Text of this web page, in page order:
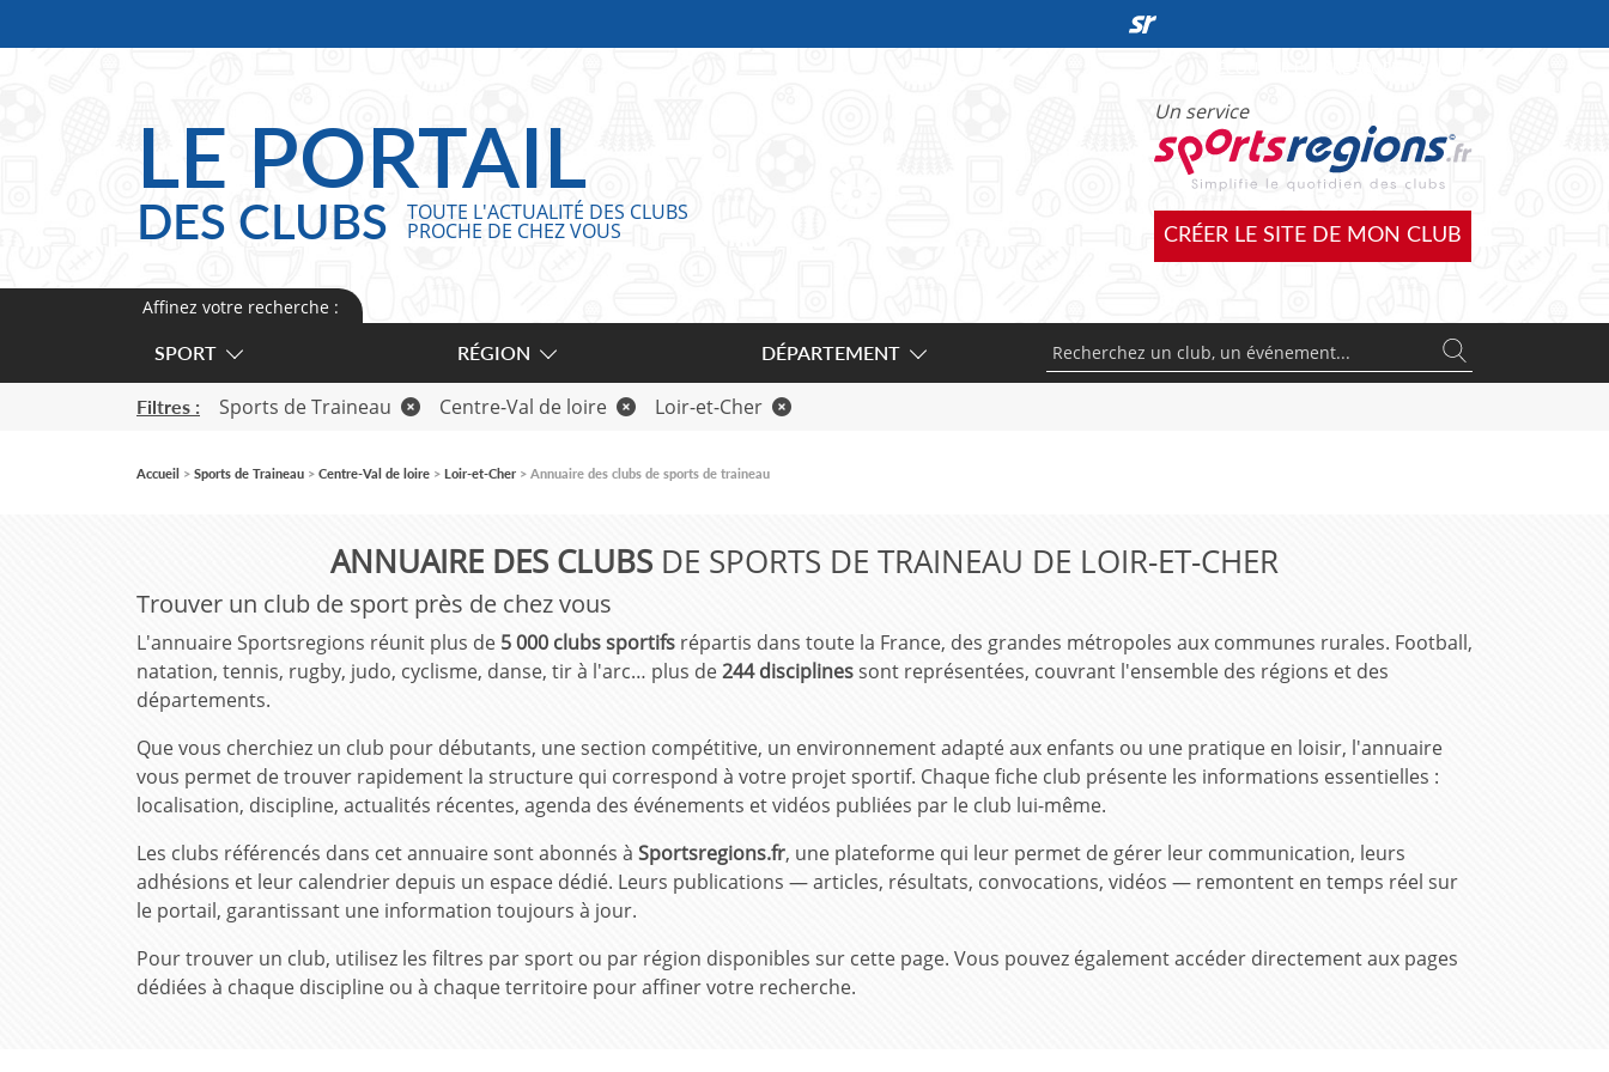
ANNUAIRE DES CLUBS DE SPORTS DE TRAINEAU DE LOIR-ET-CHER
Trouver un club de sport près de chez vous
L'annuaire Sportsregions réunit plus de 5 000 clubs sportifs répartis dans toute la France, des grandes métropoles aux communes rurales. Football,
natation, tennis, rugby, judo, cyclisme, danse, tir à l'arc… plus de244 disciplinessont représentées, couvrant l'ensemble des régions et des
départements.
Que vous cherchiez un club pour débutants, une section compétitive, un environnement adapté aux enfants ou une pratique en loisir, l'annuaire
vous permet de trouver rapidement la structure qui correspond à votre projet sportif. Chaque fiche club présente les informations essentielles :
localisation, discipline, actualités récentes, agenda des événements et vidéos publiées par le club lui-même.
Les clubs référencés dans cet annuaire sont abonnés à Sportsregions.fr, une plateforme qui leur permet de gérer leur communication, leurs
adhésions et leur calendrier depuis un espace dédié. Leurs publications — articles, résultats, convocations, vidéos — remontent en temps réel sur
le portail, garantissant une information toujours à jour.
Pour trouver un club, utilisez les filtres par sport ou par région disponibles sur cette page. Vous pouvez également accéder directement aux pages
dédiées à chaque discipline ou à chaque territoire pour affiner votre recherche.
Affinez votre recherche :
SPORT
RÉGION DÉPARTEMENT
Filtres : Sports de Traineau Centre-Val de loire Loir-et-Cher
Accueil Sports de Traineau Centre-Val de loire Loir-et-Cher Annuaire des clubs de sports de traineau
LE PORTAIL
DES CLUBS TOUTE L'ACTUALITÉ DES CLUBS
PROCHE DE CHEZ VOUS
Un service
CRÉER LE SITE DE MON CLUB